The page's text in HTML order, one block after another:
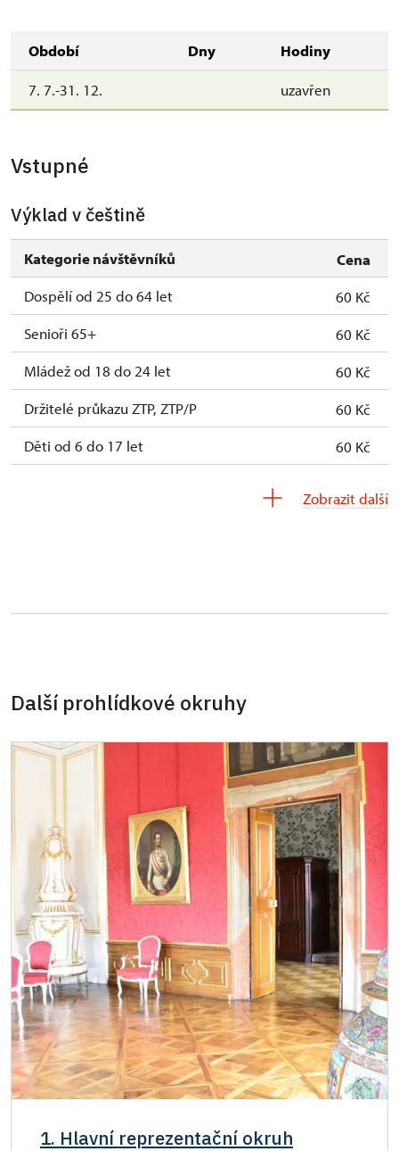
Období Dny Hodiny
7. 7.-31. 12. uzavřen
Vstupné
Výklad v češtině
Kategorie návštěvníků
Cena
Dospělí od 25 do 64 let
60 Kč
Senioři 65+
60 Kč
Mládež od 18 do 24 let
60 Kč
Držitelé průkazu ZTP, ZTP/P
60 Kč
Děti od 6 do 17 let
60 Kč
Průvodce organizované skupiny (1 osoba
zdarma
Průkaz ICOMOS *
Celoroční volné vstupenky vydané NPÚ
zdarma
Jednorázové vstupenky vydané NPÚ
zdarma
Průkaz zaměstnance NPÚ (+ až 3 rodinní
příslušníci)
zdarma
Průkaz Náš člověk *
zdarma
* Platí pouze pro jednu osobu (držitele
průkazu)
Zobrazit další
Další prohlídkové okruhy
1. Hlavní reprezentační okruh